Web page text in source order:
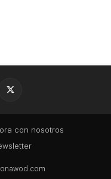
con nosotros